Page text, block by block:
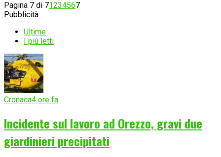
Pagina 7 di 71234567
Pubblicità
Ultime
I più letti
Cronaca4 ore fa
Incidente sul lavoro ad Orezzo, gravi due
giardinieri precipitati